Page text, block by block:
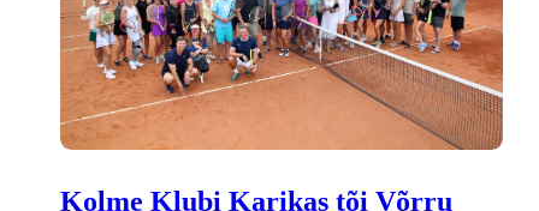
Kolme Klubi Karikas tõi Võrru